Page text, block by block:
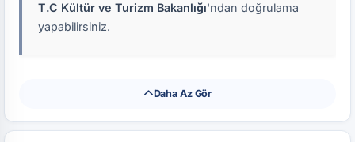
T.C Kültür ve Turizm Bakanlığı'ndan doğrulama
yapabilirsiniz.
Daha Az Gör